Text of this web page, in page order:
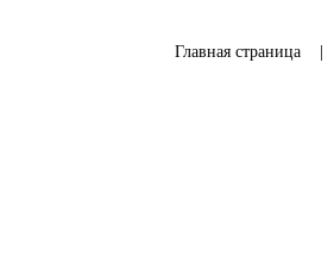
Главная страница|